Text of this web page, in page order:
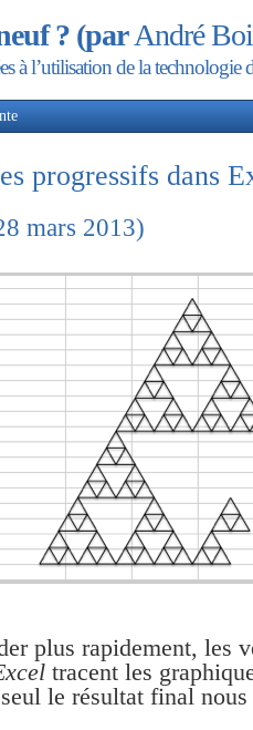
? (parAndré
à l’utilisation de la technologie
précédente
progressifs dans
mars 2013)
plus rapidement, les
tracent les
le résultat final